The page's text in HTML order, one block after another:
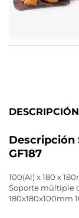
DESCRIPCIÓN
Descripción
GF187
100(Al) x 180 x
Soporte múltiple
180x180x100mm